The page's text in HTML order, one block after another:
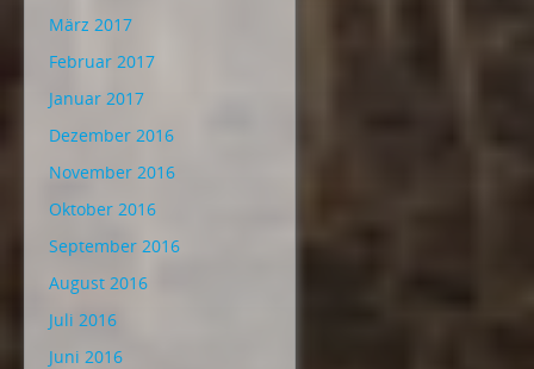
März 2017
Februar 2017
Januar 2017
Dezember 2016
November 2016
Oktober 2016
September 2016
August 2016
Juli 2016
Juni 2016